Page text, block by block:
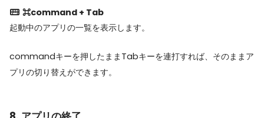
⌘command + Tab
起動中のアプリの一覧を表示します。
commandキーを押したままTabキーを連打すれば、そのままア
プリの切り替えができます。